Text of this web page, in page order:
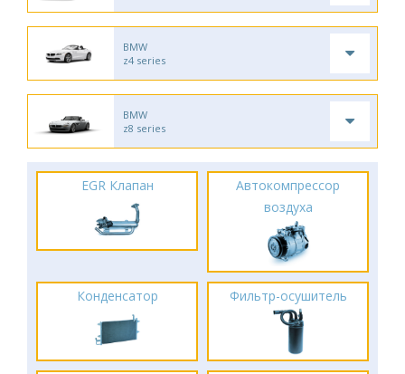
BMW
z4 series
BMW
z8 series
EGR Клапан
Автокомпрессор
воздуха
Конденсатор Фильтр-осушитель